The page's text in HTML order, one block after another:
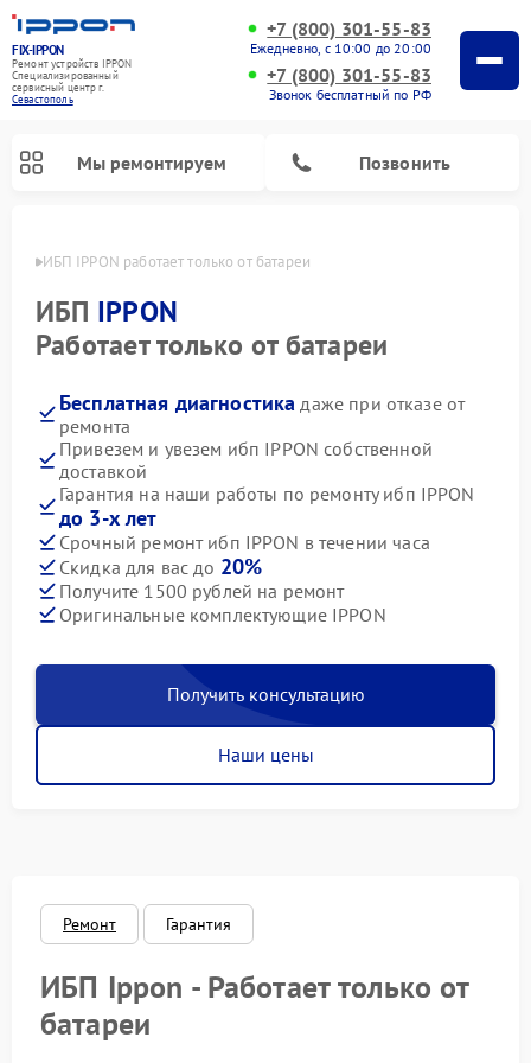
FIX-IPPON
Ремонт устройств IPPON
Специализированный
cервисный центр г.
Севастополь
+7 (800) 301-55-83
Ежедневно, с 10:00 до 20:00
+7 (800) 301-55-83
Звонок бесплатный по РФ
Мы ремонтируем Позвонить
ИБП IPPON работает только от батареи
ИБП IPPON
Работает только от батареи
Бесплатная диагностика даже при отказе от
ремонта
Привезем и увезем ибп IPPON собственной
доставкой
Гарантия на наши работы по ремонту ибп IPPON
до 3-х лет
Срочный ремонт ибп IPPON в течении часа
Скидка для вас до 20%
Получите 1500 рублей на ремонт
Оригинальные комплектующие IPPON
Получить консультацию
Наши цены
Ремонт Гарантия
ИБП Ippon - Работает только от
батареи